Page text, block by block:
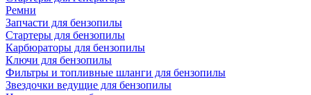
Ремни
Запчасти для бензопилы
Стартеры для бензопилы
Карбюраторы для бензопилы
Ключи для бензопилы
Фильтры и топливные шланги для бензопилы
Звездочки ведущие для бензопилы